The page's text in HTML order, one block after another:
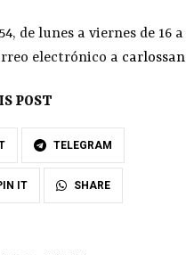
de lunes a viernes de
electrónico a
POST
TELEGRAM
IT SHARE